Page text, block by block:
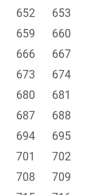
652
653
659
660
666
667
673
674
680
681
687
688
694
695
701
702
708
709